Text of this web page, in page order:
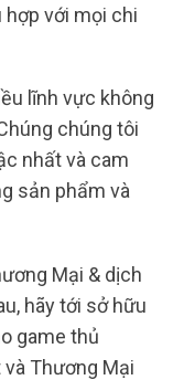
hợp với mọi chi
lĩnh vực không
chúng tôi
nhất và cam
sản phẩm và
Mại & dịch
hãy tới sở hữu
game thủ
Thương Mại